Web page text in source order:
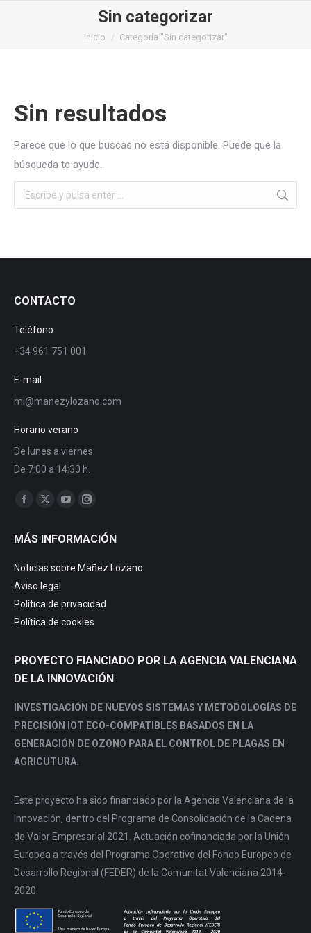
Sin categorizar
Estás aquí:
Inicio Categoría "Sin categorizar"
Sin resultados
Parece que lo que buscas no está disponible. Puede que la
búsqueda te ayude.
Buscar:
CONTACTO
Teléfono:
+34 961 751 001
E-mail:
ml@manezylozano.com
Horario verano
De lunes a viernes:
De 7:00 a 14:30 h.
Encuéntranos en:
Facebook
opens
in
new
window
X
opens
new
window
YouTube
opens
window
Instagram
opens
in
window
MÁS INFORMACIÓN
Noticias sobre Mañez Lozano
Aviso legal
Política de privacidad
Política de cookies
PROYECTO FIANCIADO POR LA AGENCIA VALENCIANA
DE LA INNOVACIÓN
INVESTIGACIÓN DE NUEVOS SISTEMAS Y METODOLOGÍAS DE
PRECISIÓN IOT ECO-COMPATIBLES BASADOS EN LA
GENERACIÓN DE OZONO PARA EL CONTROL DE PLAGAS EN
AGRICUTURA.
Este proyecto ha sido financiado por la Agencia Valenciana de la
Innovación, dentro del Programa de Consolidación de la Cadena
de Valor Empresarial 2021. Actuación cofinanciada por la Unión
Europea a través del Programa Operativo del Fondo Europeo de
Desarrollo Regional (FEDER) de la Comunitat Valenciana 2014-
2020.